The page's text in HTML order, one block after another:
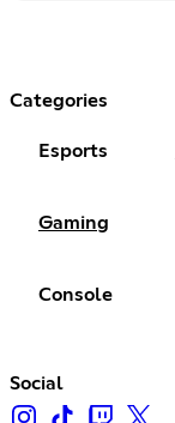
Categories
Esports
Gaming
Console
Social